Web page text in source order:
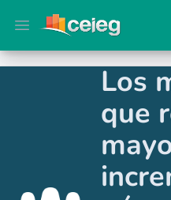
Open main menu
Los
que